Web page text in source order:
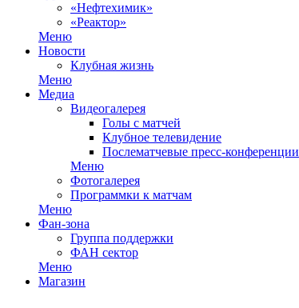
«Нефтехимик»
«Реактор»
Меню
Новости
Клубная жизнь
Меню
Медиа
Видеогалерея
Голы с матчей
Клубное телевидение
Послематчевые пресс-конференции
Меню
Фотогалерея
Программки к матчам
Меню
Фан-зона
Группа поддержки
ФАН сектор
Меню
Магазин